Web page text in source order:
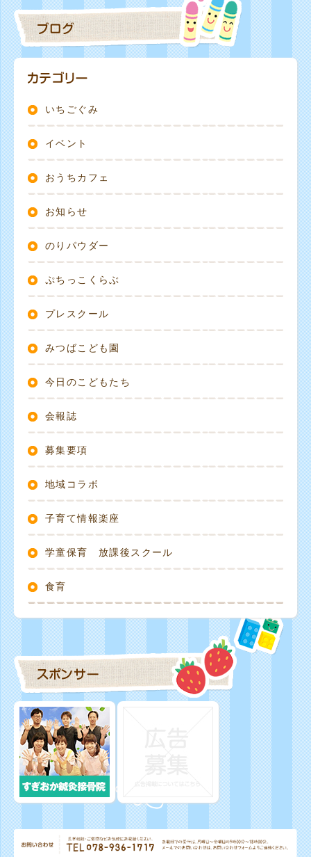
いちごぐみ
イベント
おうちカフェ
お知らせ
のりパウダー
ぷちっこくらぶ
プレスクール
みつばこども園
今日のこどもたち
会報誌
募集要項
地域コラボ
子育て情報楽座
学童保育 放課後スクール
食育